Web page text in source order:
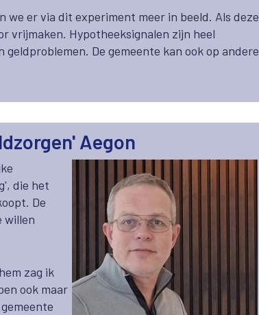
we er via dit experiment meer in beeld. Als deze
vrijmaken. Hypotheeksignalen zijn heel
De gemeente kan ook op andere
Aegon
die het
De
willen
zag ik
ook maar